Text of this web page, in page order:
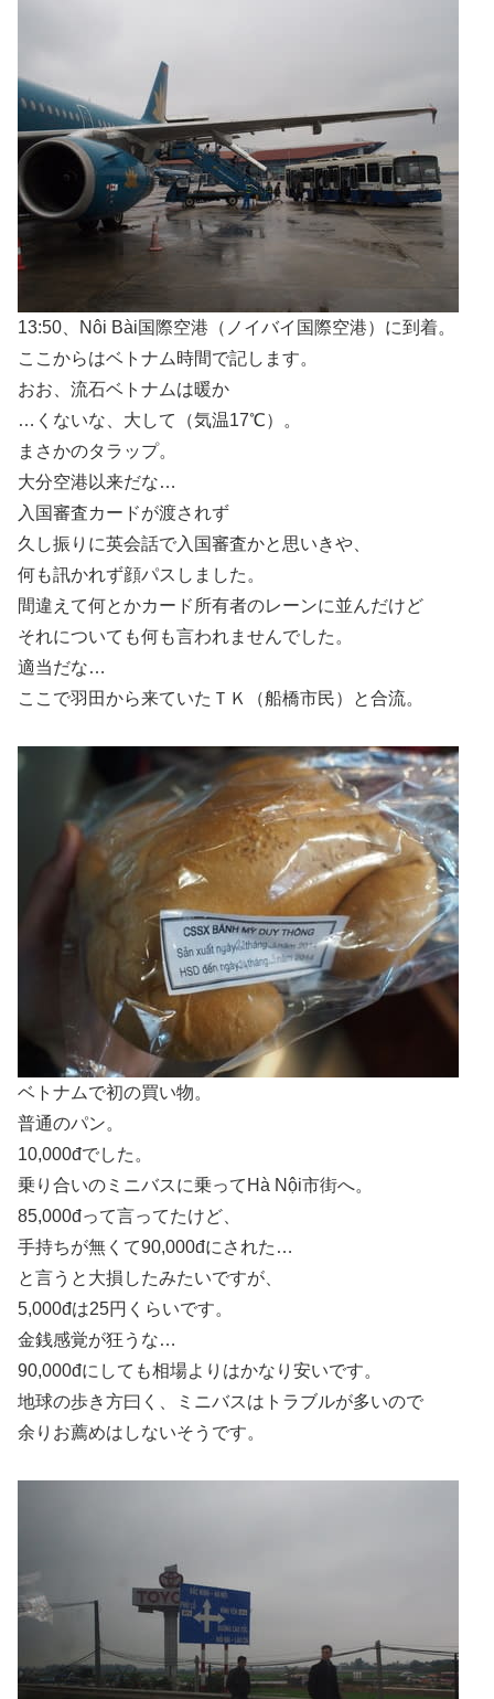
13:50、Nôi Bài国際空港（ノイバイ国際空港）に到着。
ここからはベトナム時間で記します。
おお、流石ベトナムは暖か
…くないな、大して（気温17℃）。
まさかのタラップ。
大分空港以来だな…
入国審査カードが渡されず
久し振りに英会話で入国審査かと思いきや、
何も訊かれず顔パスしました。
間違えて何とかカード所有者のレーンに並んだけど
それについても何も言われませんでした。
適当だな…
ここで羽田から来ていたＴＫ（船橋市民）と合流。
ベトナムで初の買い物。
普通のパン。
10,000đでした。
乗り合いのミニバスに乗ってHà Nội市街へ。
85,000đって言ってたけど、
手持ちが無くて90,000đにされた…
と言うと大損したみたいですが、
5,000đは25円くらいです。
金銭感覚が狂うな…
90,000đにしても相場よりはかなり安いです。
地球の歩き方曰く、ミニバスはトラブルが多いので
余りお薦めはしないそうです。